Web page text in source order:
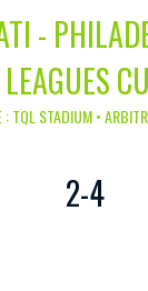
-
LEAGUES
: TQL STADIUM •
2-4